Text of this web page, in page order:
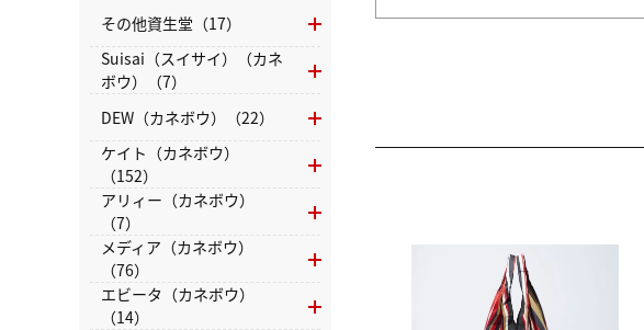
その他資生堂（17）
Suisai（スイサイ）（カネ
ボウ）（7）
DEW（カネボウ）（22）
ケイト（カネボウ）
（152）
アリィー（カネボウ）
（7）
メディア（カネボウ）
（76）
エビータ（カネボウ）
（14）